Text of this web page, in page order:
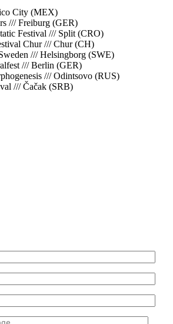
City (MEX)
/// Freiburg (GER)
Festival /// Split (CRO)
Chur /// Chur (CH)
/// Helsingborg (SWE)
/// Berlin (GER)
/// Odintsovo (RUS)
/// Čačak (SRB)